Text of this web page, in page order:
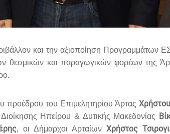
και την αξιοποίηση
θεσμικών και παραγωγικών φορέων της
του Επιμελητηρίου Άρτας
Ηπείρου & Δυτικής Μακεδονίας
, οι Δήμαρχοι Αρταίων Χρήστος